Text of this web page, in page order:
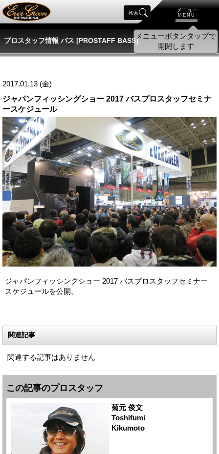
メニュー
MENU
検索
プロスタッフ情報 バス [PROSTAFF BASS]
2017.01.13 (金)
ジャパンフィッシングショー 2017 バスプロスタッフセミナ
ースケジュール
ジャパンフィッシングショー 2017 バスプロスタッフセミナー
スケジュールを公開。
関連記事
関連する記事はありません
この記事のプロスタッフ
菊元 俊文
Toshifumi
Kikumoto